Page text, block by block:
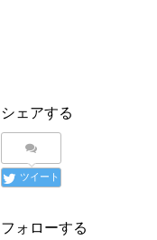
シェアする
ツイート
フォローする